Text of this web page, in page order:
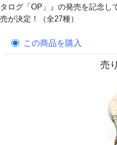
タログ「OP」』の発売を記念し
売が決定！（全27種）
この商品を購入
売